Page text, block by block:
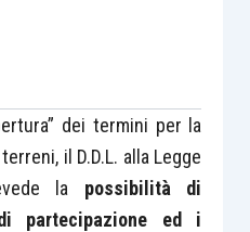
dei termini per la
il D.D.L. alla Legge
la possibilità di
partecipazione ed i